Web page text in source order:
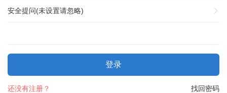
安全提问(未设置请忽略)
登录
找回密码
还没有注册？